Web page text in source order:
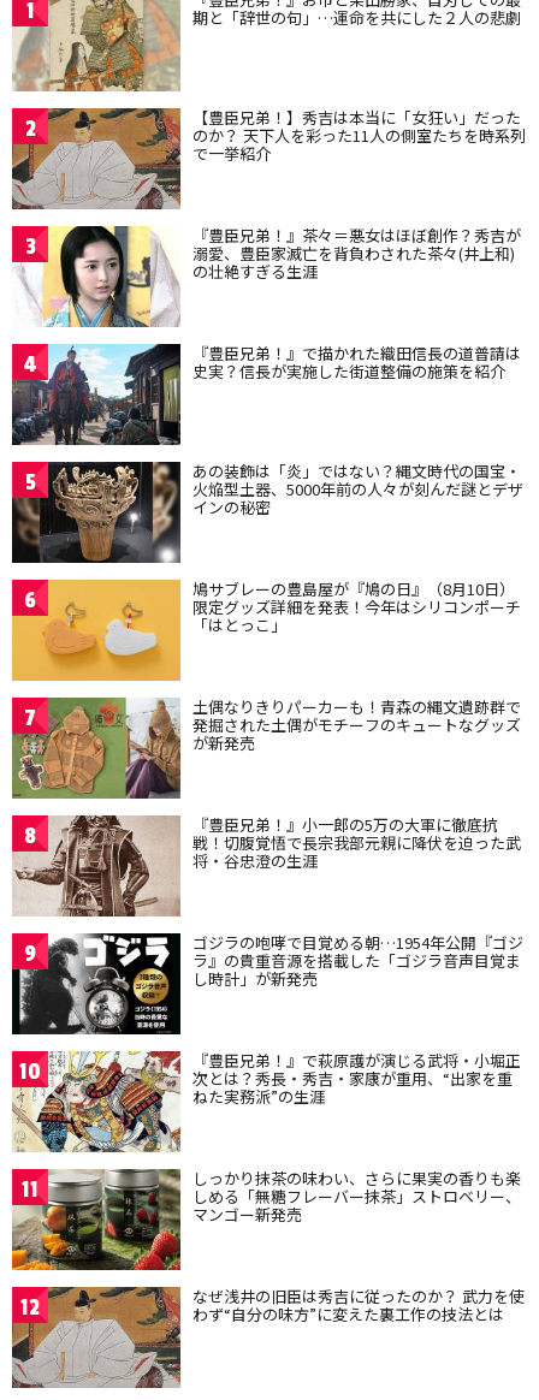
1 期と「辞世の句」…運命を共にした２人の悲劇
2 【豊臣兄弟！】秀吉は本当に「女狂い」だった
のか？ 天下人を彩った11人の側室たちを時系列
で一挙紹介
3 『豊臣兄弟！』茶々＝悪女はほぼ創作？秀吉が
溺愛、豊臣家滅亡を背負わされた茶々(井上和)
の壮絶すぎる生涯
4 『豊臣兄弟！』で描かれた織田信長の道普請は
史実？信長が実施した街道整備の施策を紹介
5 あの装飾は「炎」ではない？縄文時代の国宝・
火焔型土器、5000年前の人々が刻んだ謎とデザ
インの秘密
6 鳩サブレーの豊島屋が『鳩の日』（8月10日）
限定グッズ詳細を発表！今年はシリコンポーチ
「はとっこ」
7 土偶なりきりパーカーも！青森の縄文遺跡群で
発掘された土偶がモチーフのキュートなグッズ
が新発売
8 『豊臣兄弟！』小一郎の5万の大軍に徹底抗
戦！切腹覚悟で長宗我部元親に降伏を迫った武
将・谷忠澄の生涯
9 ゴジラの咆哮で目覚める朝…1954年公開『ゴジ
ラ』の貴重音源を搭載した「ゴジラ音声目覚ま
し時計」が新発売
10 『豊臣兄弟！』で萩原護が演じる武将・小堀正
次とは？秀長・秀吉・家康が重用、“出家を重
ねた実務派”の生涯
11 しっかり抹茶の味わい、さらに果実の香りも楽
しめる「無糖フレーバー抹茶」ストロベリー、
マンゴー新発売
12 なぜ浅井の旧臣は秀吉に従ったのか？ 武力を使
わず“自分の味方”に変えた裏工作の技法とは